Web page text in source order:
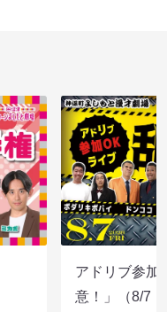
アドリブ参加
意！」（8/7